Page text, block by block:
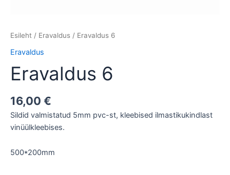
Esileht / Eravaldus / Eravaldus 6
Eravaldus
Eravaldus 6
16,00 €
Sildid valmistatud 5mm pvc-st, kleebised ilmastikukindlast
vinüülkleebises.
500*200mm